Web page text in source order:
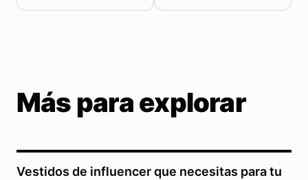
Más para explorar
Vestidos de influencer que necesitas para tu